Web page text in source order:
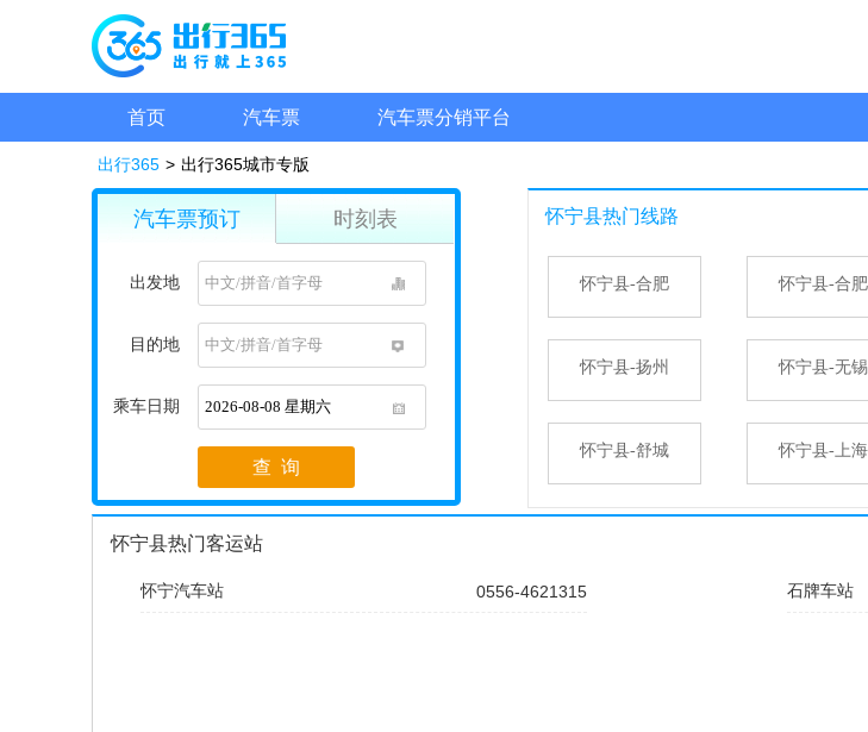
首页 汽车票 汽车票分销平台
出行365 > 出行365城市专版
汽车票预订 时刻表
出发地
目的地
1
乘车日期
1
查 询
怀宁县热门线路
怀宁县-合肥 怀宁县-合肥
怀宁县-扬州 怀宁县-无锡
怀宁县-舒城 怀宁县-上海
怀宁县热门客运站
怀宁汽车站 0556-4621315 石牌车站